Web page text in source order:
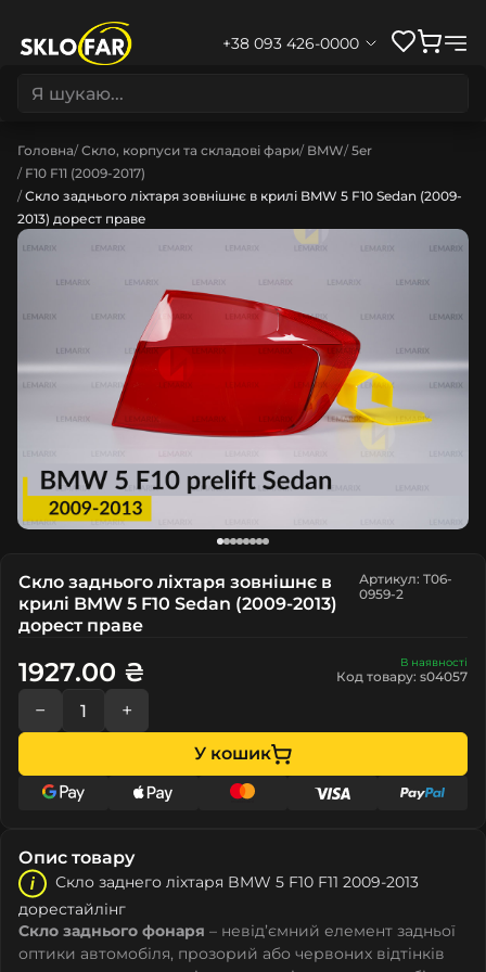
+38 093 426-0000
Головна Скло, корпуси та складові фари BMW 5er
F10 F11 (2009-2017)
Скло заднього ліхтаря зовнішнє в крилі BMW 5 F10 Sedan (2009-
2013) дорест праве
Скло заднього ліхтаря зовнішнє в
крилі BMW 5 F10 Sedan (2009-2013)
дорест праве
Артикул: T06-
0959-2
В наявності
Код товару: s04057
1927.00 ₴
− +
У кошик
Опис товару
Скло заднего ліхтаря BMW 5 F10 F11 2009-2013
дорестайлінг
Скло заднього фонаря – невід’ємний елемент задньої
оптики автомобіля, прозорий або червоних відтінків